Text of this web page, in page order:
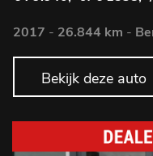
2017 - 26.844 km -
Bekijk deze auto